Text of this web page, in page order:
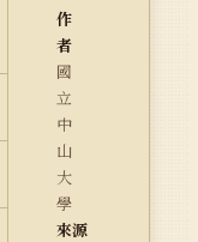
作
者
國
立
中
山
大
學
來源